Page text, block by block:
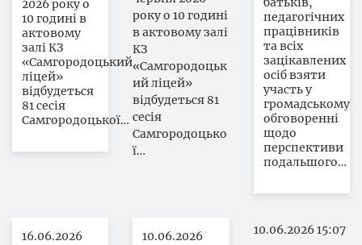
2026 року о
10 годині в
актовому
залі КЗ
«Самгородоцький
ліцей»
відбудеться
81 сесія
Самгородоцької…
року о 10 годині
в актовому залі
КЗ
«Самгородоцьк
ий ліцей»
відбудеться 81
сесія
Самгородоцько
ї…
педагогічних
працівників
та всіх
зацікавлених
осіб взяти
участь у
громадському
обговоренні
щодо
перспективи
подальшого…
16.06.2026
10.06.2026
10.06.202615:07